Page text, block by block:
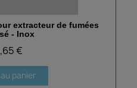
rapide
extracteur de fumées
- Inox
€
panier